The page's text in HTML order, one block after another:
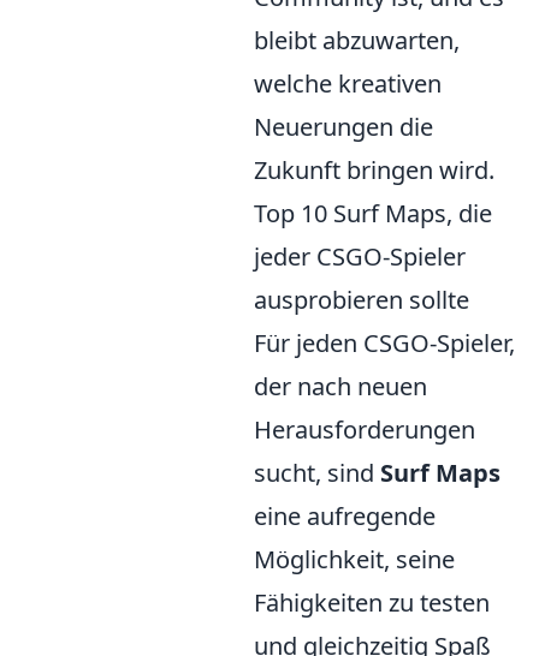
bleibt abzuwarten,
welche kreativen
Neuerungen die
Zukunft bringen wird.
Top 10 Surf Maps, die
jeder CSGO-Spieler
ausprobieren sollte
Für jeden CSGO-Spieler,
der nach neuen
Herausforderungen
sucht, sind Surf Maps
eine aufregende
Möglichkeit, seine
Fähigkeiten zu testen
und gleichzeitig Spaß